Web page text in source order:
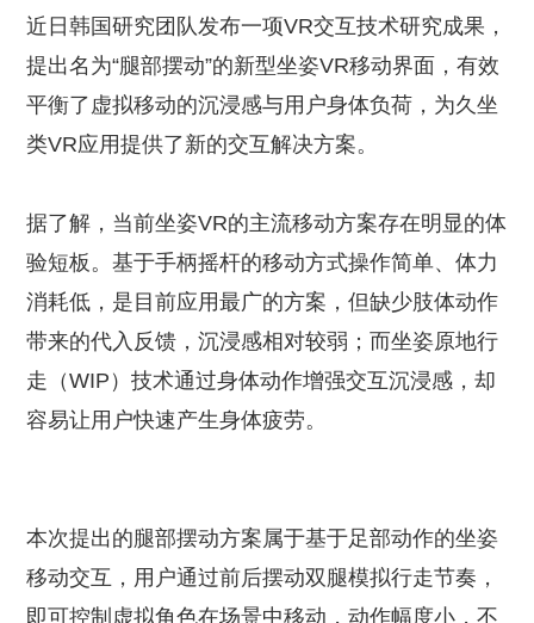
近日韩国研究团队发布一项VR交互技术研究成果，
提出名为“腿部摆动”的新型坐姿VR移动界面，有效
平衡了虚拟移动的沉浸感与用户身体负荷，为久坐
类VR应用提供了新的交互解决方案。
据了解，当前坐姿VR的主流移动方案存在明显的体
验短板。基于手柄摇杆的移动方式操作简单、体力
消耗低，是目前应用最广的方案，但缺少肢体动作
带来的代入反馈，沉浸感相对较弱；而坐姿原地行
走（WIP）技术通过身体动作增强交互沉浸感，却
容易让用户快速产生身体疲劳。
本次提出的腿部摆动方案属于基于足部动作的坐姿
移动交互，用户通过前后摆动双腿模拟行走节奏，
即可控制虚拟角色在场景中移动，动作幅度小，不